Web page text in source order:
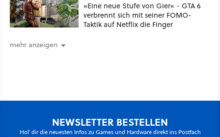
»Eine neue Stufe von Gier« - GTA 6
verbrennt sich mit seiner FOMO-
Taktik auf Netflix die Finger
mehr anzeigen
NEWSLETTER BESTELLEN
Hol' dir die neuesten Infos zu Games und Hardware direkt ins Postfach